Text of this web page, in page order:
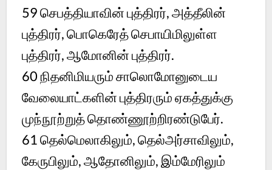
59 செபத்தியாவின் புத்திரர், அத்தீலின்
புத்திரர், பொகெரேத் செபாயிமிலுள்ள
புத்திரர், ஆமோனின் புத்திரர்.
60 நிதனிமியரும் சாலொமோனுடைய
வேலையாட்களின் புத்திரரும் ஏகத்துக்கு
முந்நூற்றுத் தொண்ணூற்றிரண்டுபேர்.
61 தெல்மெலாகிலும், தெல்அர்சாவிலும்,
கேருபிலும், ஆதோனிலும், இம்மேரிலும்